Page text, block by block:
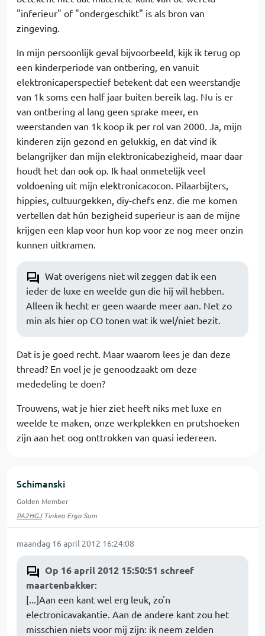
"inferieur" of "ondergeschikt" is als bron van
zingeving.
In mijn persoonlijk geval bijvoorbeeld, kijk ik terug op
een kinderperiode van ontbering, en vanuit
elektronicaperspectief betekent dat een weerstandje
van 1k soms een half jaar buiten bereik lag. Nu is er
van ontbering al lang geen sprake meer, en
weerstanden van 1k koop ik per rol van 2000. Ja, mijn
kinderen zijn gezond en gelukkig, en dat vind ik
belangrijker dan mijn elektronicabezigheid, maar daar
houdt het dan ook op. Ik haal onmetelijk veel
voldoening uit mijn elektronicacocon. Pilaarbijters,
hippies, cultuurgekken, diy-chefs enz. die me komen
vertellen dat hún bezigheid superieur is aan de mijne
krijgen een klap voor hun kop voor ze nog meer onzin
kunnen uitkramen.
Wat overigens niet wil zeggen dat ik een
ieder de luxe en weelde gun die hij wil hebben.
Alleen ik hecht er geen waarde meer aan. Net zo
min als hier op CO tonen wat ik wel/niet bezit.
Dat is je goed recht. Maar waarom lees je dan deze
thread? En voel je je genoodzaakt om deze
mededeling te doen?
Trouwens, wat je hier ziet heeft niks met luxe en
weelde te maken, onze werkplekken en prutshoeken
zijn aan het oog onttrokken van quasi iedereen.
Schimanski
Golden Member
PA2HGJTinkeo Ergo Sum
maandag 16 april 2012 16:24:08
Op 16 april 2012 15:50:51 schreef
maartenbakker:
[...]Aan een kant wel erg leuk, zo'n
electronicavakantie. Aan de andere kant zou het
misschien niets voor mij zijn: ik neem zelden